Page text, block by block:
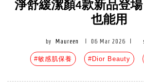
淨舒緩潔顏4款新品登
也能用
by Maureen 06 Mar 2026
#敏感肌保養 #Dior Beauty